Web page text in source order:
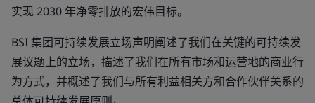
实现 2030 年净零排放的宏伟目标。
BSI 集团可持续发展立场声明阐述了我们在关键的可持续发
展议题上的立场，描述了我们在所有市场和运营地的商业行
为方式，并概述了我们与所有利益相关方和合作伙伴关系的